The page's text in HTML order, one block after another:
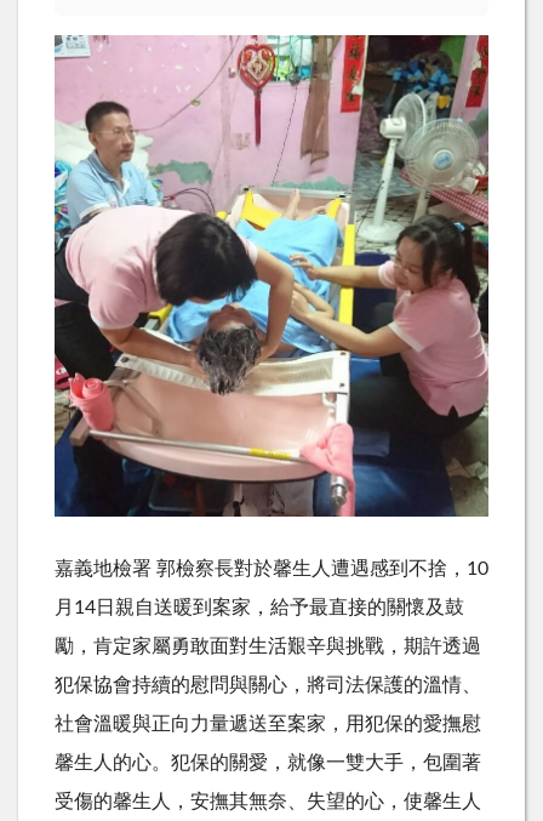
嘉義地檢署 郭檢察長對於馨生人遭遇感到不捨，10
月14日親自送暖到案家，給予最直接的關懷及鼓
勵，肯定家屬勇敢面對生活艱辛與挑戰，期許透過
犯保協會持續的慰問與關心，將司法保護的溫情、
社會溫暖與正向力量遞送至案家，用犯保的愛撫慰
馨生人的心。犯保的關愛，就像一雙大手，包圍著
受傷的馨生人，安撫其無奈、失望的心，使馨生人